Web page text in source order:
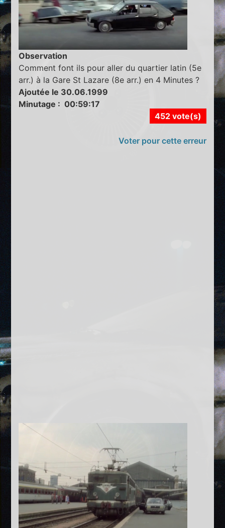
Observation
Comment font ils pour aller du quartier latin (5e
arr.) à la Gare St Lazare (8e arr.) en 4 Minutes ?
Ajoutée le 30.06.1999
Minutage : 00:59:17
452 vote(s)
Voter pour cette erreur